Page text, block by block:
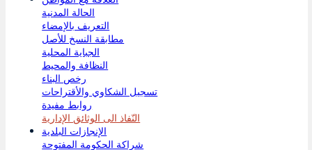
الحالة المدنية
التعريف بالإمضاء
مطابقة النسخ للأصل
الجباية المحلية
النظافة والمحيط
رخص البناء
تسجيل الشكاوي والأقتراحات
روابط مفيدة
النّفاذ الى الوثائق الإدارية
الإنجازات البلدية
شراكة الحكومة المفتوحة